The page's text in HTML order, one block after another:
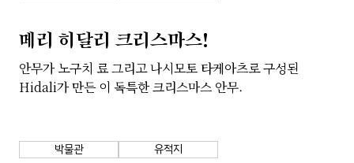
메리 히달리 크리스마스!
안무가 노구치 료 그리고 나시모토 타케아츠로 구성된
Hidali가 만든 이 독특한 크리스마스 안무.
박물관 유적지